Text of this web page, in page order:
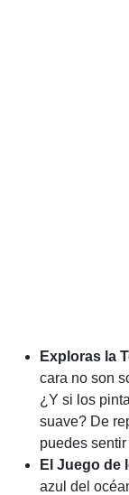
Exploras la
cara no son
¿Y si los
suave? De
puedes
El Juego de
azul del